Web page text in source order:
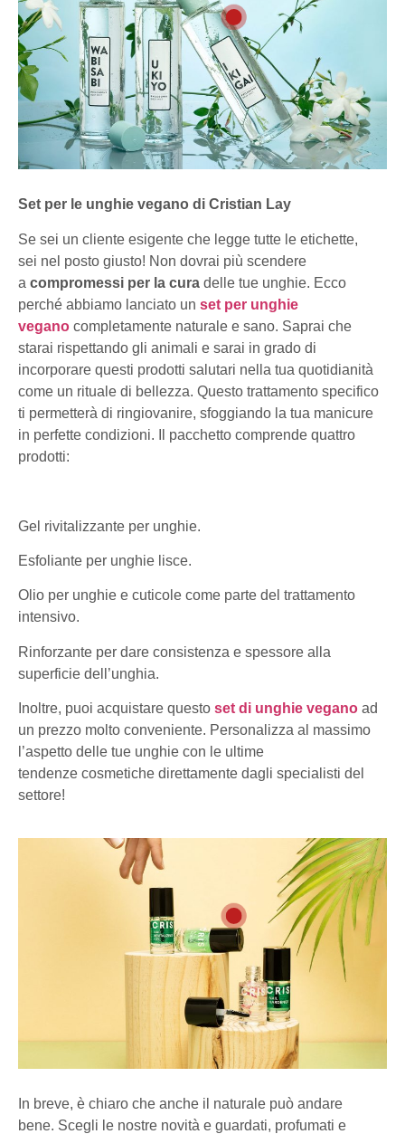
Set per le unghie vegano di Cristian Lay
Se sei un cliente esigente che legge tutte le etichette,
sei nel posto giusto! Non dovrai più scendere
a compromessi per la cura delle tue unghie. Ecco
perché abbiamo lanciato un set per unghie
vegano completamente naturale e sano. Saprai che
starai rispettando gli animali e sarai in grado di
incorporare questi prodotti salutari nella tua quotidianità
come un rituale di bellezza. Questo trattamento specifico
ti permetterà di ringiovanire, sfoggiando la tua manicure
in perfette condizioni. Il pacchetto comprende quattro
prodotti:
Gel rivitalizzante per unghie.
Esfoliante per unghie lisce.
Olio per unghie e cuticole come parte del trattamento
intensivo.
Rinforzante per dare consistenza e spessore alla
superficie dell’unghia.
Inoltre, puoi acquistare questo set di unghie vegano ad
un prezzo molto conveniente. Personalizza al massimo
l’aspetto delle tue unghie con le ultime
tendenze cosmetiche direttamente dagli specialisti del
settore!
In breve, è chiaro che anche il naturale può andare
bene. Scegli le nostre novità e guardati, profumati e